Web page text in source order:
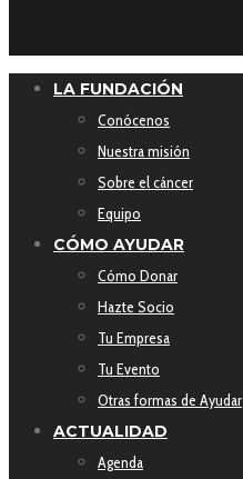
LA FUNDACIÓN
Conócenos
Nuestra misión
Sobre el cáncer
Equipo
CÓMO AYUDAR
Cómo Donar
Hazte Socio
Tu Empresa
Tu Evento
Otras formas de Ayudar
ACTUALIDAD
Agenda